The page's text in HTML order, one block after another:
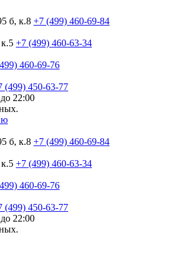
б, к.8 +7 (499) 460-69-84
+7 (499) 460-63-34
460-69-76
(499) 450-63-77
22:00
б, к.8 +7 (499) 460-69-84
+7 (499) 460-63-34
460-69-76
(499) 450-63-77
22:00